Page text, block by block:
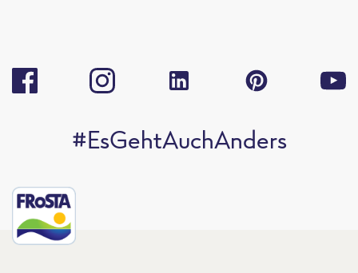
#EsGehtAuchAnders